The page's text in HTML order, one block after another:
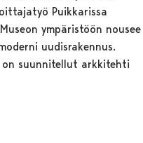
Puikkarissa
ympäristöön nousee
uudisrakennus.
suunnitellut arkkitehti